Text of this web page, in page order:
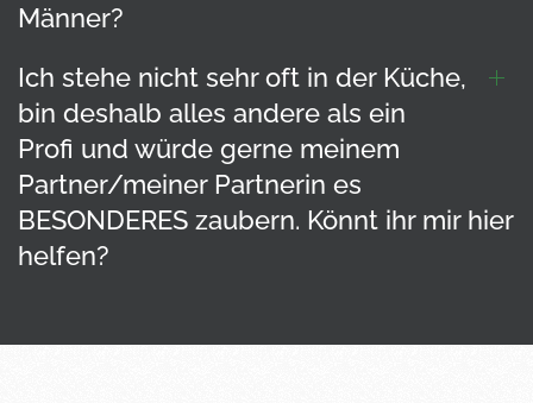
Männer?
Ich stehe nicht sehr oft in der Küche,
bin deshalb alles andere als ein
Profi und würde gerne meinem
Partner/meiner Partnerin es
BESONDERES zaubern. Könnt ihr mir hier
helfen?